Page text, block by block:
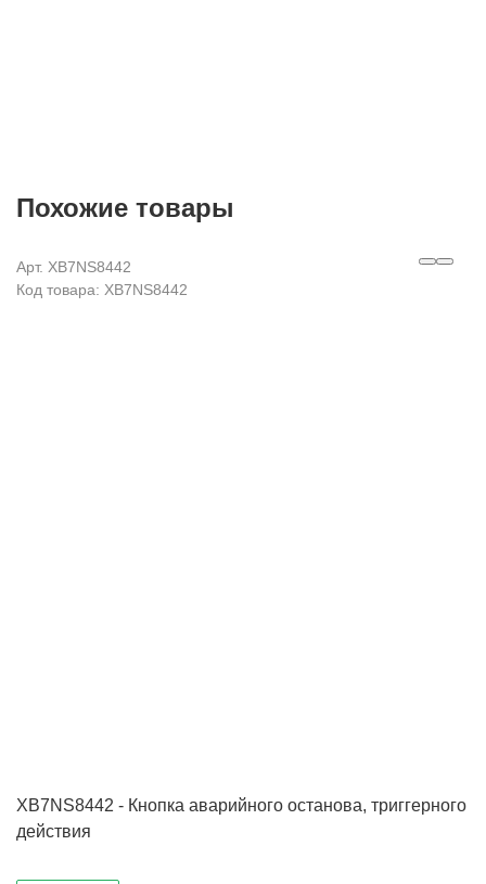
Похожие товары
Арт. XB7NS8442
Код товара: XB7NS8442
XB7NS8442 - Кнопка аварийного останова, триггерного
действия